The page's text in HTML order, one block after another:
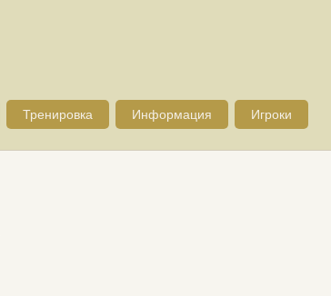
Тренировка Информация Игроки